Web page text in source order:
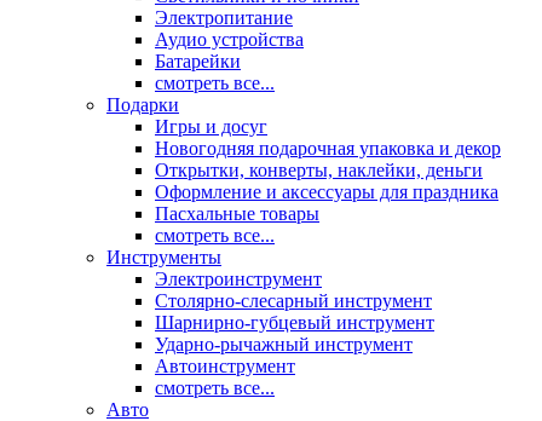
Электропитание
Аудио устройства
Батарейки
смотреть все...
Подарки
Игры и досуг
Новогодняя подарочная упаковка и декор
Открытки, конверты, наклейки, деньги
Оформление и аксессуары для праздника
Пасхальные товары
смотреть все...
Инструменты
Электроинструмент
Столярно-слесарный инструмент
Шарнирно-губцевый инструмент
Ударно-рычажный инструмент
Автоинструмент
смотреть все...
Авто